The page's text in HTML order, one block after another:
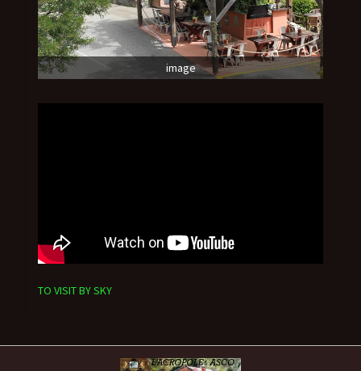
image
TO VISIT BY SKY